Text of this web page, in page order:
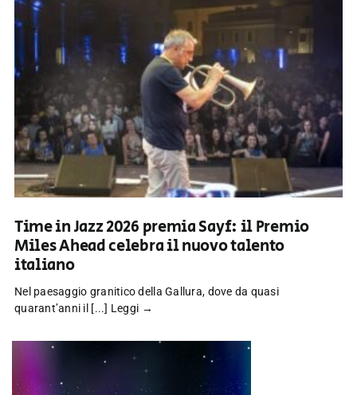
Time in Jazz 2026 premia Sayf: il Premio
Miles Ahead celebra il nuovo talento
italiano
Nel paesaggio granitico della Gallura, dove da quasi
quarant’anni il [...] Leggi →